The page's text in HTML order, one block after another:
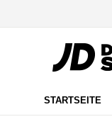
STARTSEITE